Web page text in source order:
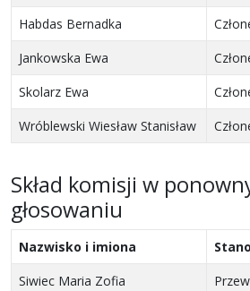
Habdas Bernadka
Jankowska Ewa
Skolarz Ewa
Wróblewski Wiesław Stanisław
Skład komisji w
głosowaniu
Nazwisko i imiona
Siwiec Maria Zofia